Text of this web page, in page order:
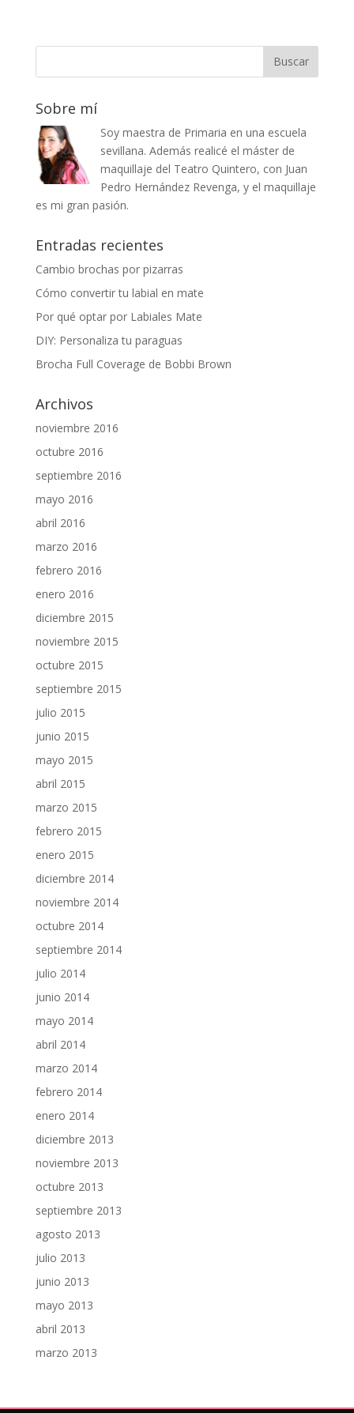
Sobre mí
Soy maestra de Primaria en una escuela
sevillana. Además realicé el máster de
maquillaje del Teatro Quintero, con Juan
Pedro Hernández Revenga, y el maquillaje
es mi gran pasión.
Entradas recientes
Cambio brochas por pizarras
Cómo convertir tu labial en mate
Por qué optar por Labiales Mate
DIY: Personaliza tu paraguas
Brocha Full Coverage de Bobbi Brown
Archivos
noviembre 2016
octubre 2016
septiembre 2016
mayo 2016
abril 2016
marzo 2016
febrero 2016
enero 2016
diciembre 2015
noviembre 2015
octubre 2015
septiembre 2015
julio 2015
junio 2015
mayo 2015
abril 2015
marzo 2015
febrero 2015
enero 2015
diciembre 2014
noviembre 2014
octubre 2014
septiembre 2014
julio 2014
junio 2014
mayo 2014
abril 2014
marzo 2014
febrero 2014
enero 2014
diciembre 2013
noviembre 2013
octubre 2013
septiembre 2013
agosto 2013
julio 2013
junio 2013
mayo 2013
abril 2013
marzo 2013